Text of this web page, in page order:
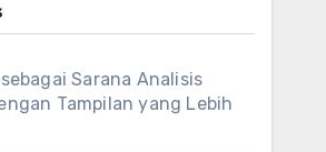
Sarana Analisis
Tampilan yang Lebih